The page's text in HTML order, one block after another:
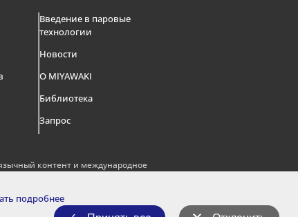
подробнее
Введение в паровые
технологии
Новости
О MIYAWAKI
Библиотека
Запрос
контент и международное
YouTube